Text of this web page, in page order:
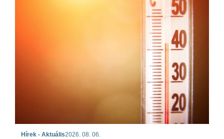
Hírek - Aktuális2026. 08. 06.